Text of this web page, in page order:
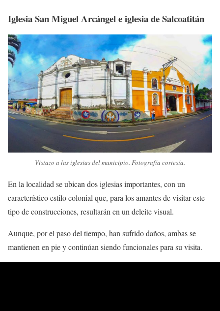
Iglesia San Miguel Arcángel e iglesia de Salcoatitán
Vistazo a las iglesias del municipio. Fotografía cortesía.
En la localidad se ubican dos iglesias importantes, con un
característico estilo colonial que, para los amantes de visitar este
tipo de construcciones, resultarán en un deleite visual.
Aunque, por el paso del tiempo, han sufrido daños, ambas se
mantienen en pie y continúan siendo funcionales para su visita.